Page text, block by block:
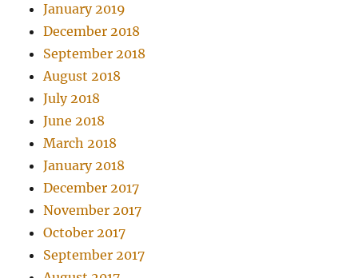
January 2019
December 2018
September 2018
August 2018
July 2018
June 2018
March 2018
January 2018
December 2017
November 2017
October 2017
September 2017